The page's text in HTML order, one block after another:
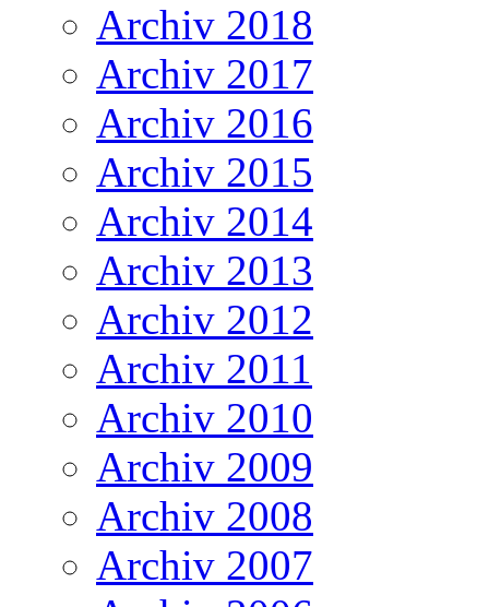
Archiv 2018
Archiv 2017
Archiv 2016
Archiv 2015
Archiv 2014
Archiv 2013
Archiv 2012
Archiv 2011
Archiv 2010
Archiv 2009
Archiv 2008
Archiv 2007